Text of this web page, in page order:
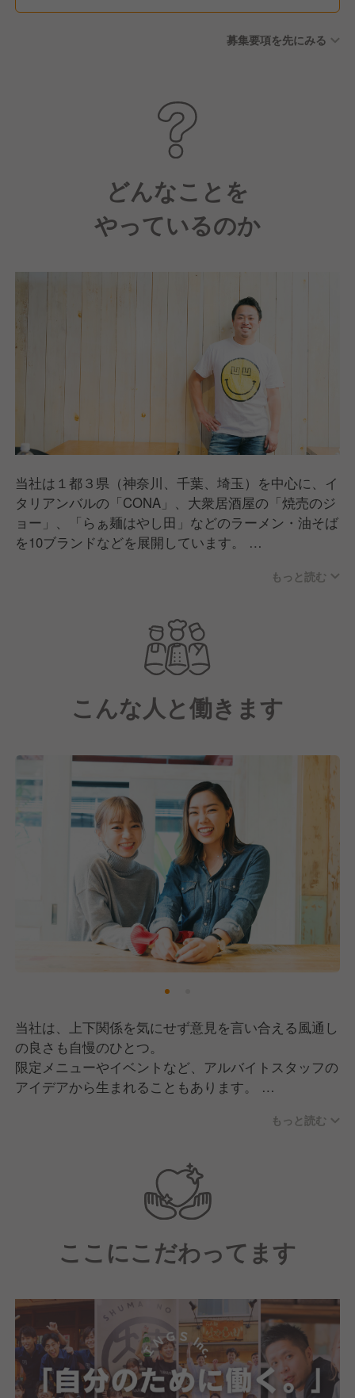
募集要項を先にみる
どんなことを
やっているのか
当社は１都３県（神奈川、千葉、埼玉）を中心に、イ
タリアンバルの「CONA」、大衆居酒屋の「焼売のジ
ョー」、「らぁ麺はやし田」などのラーメン・油そば
を10ブランドなどを展開しています。
ら、安定的な成長を続けています。
コロナを乗り越え、おかげさまで業績も好調。毎年5
～10店舗に新規出店をしており、
さらなる成長に向けて採用を強化しています。
代表取締役社長：青柳誠希
もっと読む
こんな人と働きます
当社は、上下関係を気にせず意見を言い合える風通し
の良さも自慢のひとつ。
限定メニューやイベントなど、アルバイトスタッフの
アイデアから生まれることもあります。
努力次第でスピード昇格も可能。ひとりひとりの頑張
りに応える環境を整えてお待ちしています！
お客様に愛されるお店を私たちと一緒に作っていきま
もっと読む
ここにこだわってます